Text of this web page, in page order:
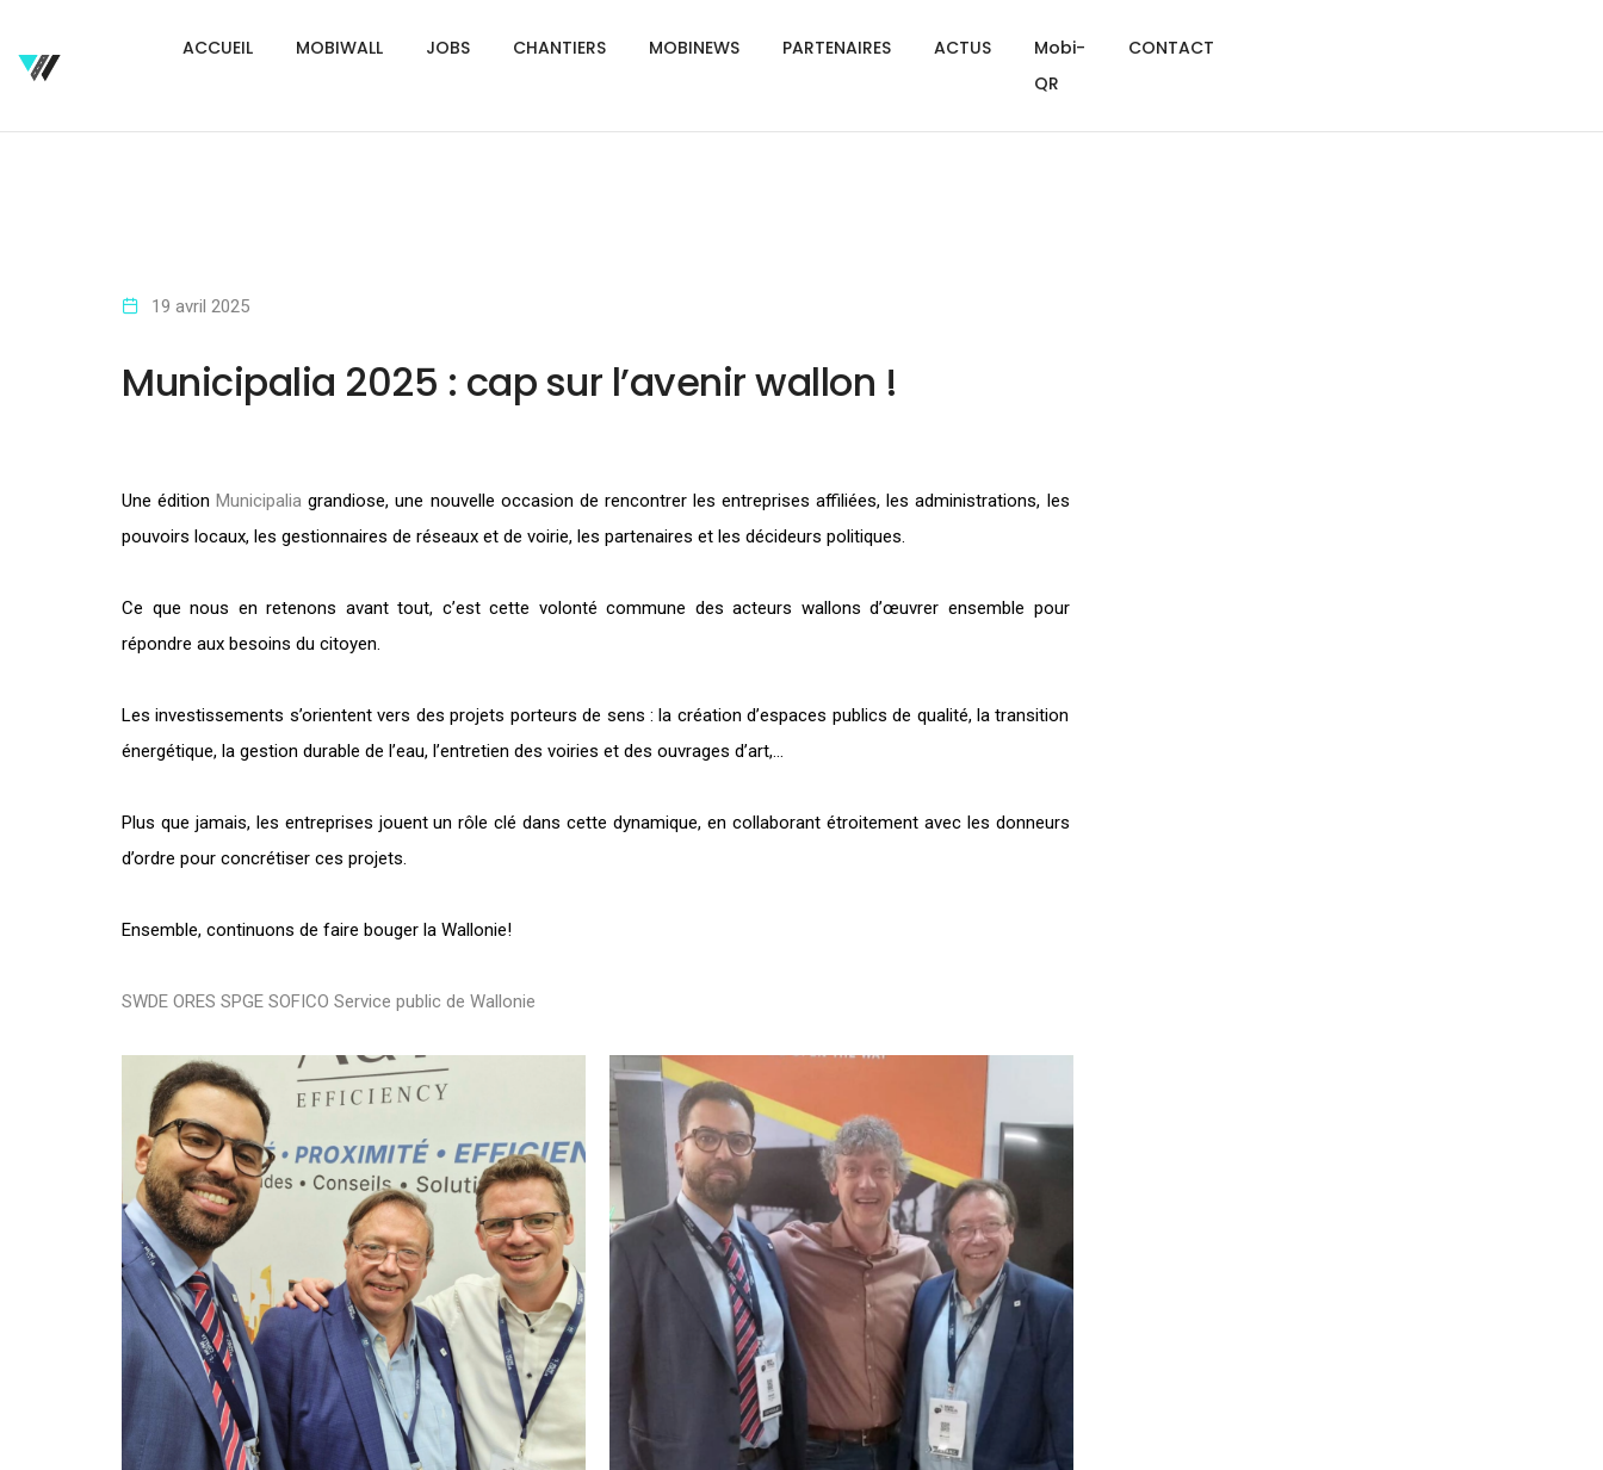
ACCUEIL MOBIWALL JOBS CHANTIERS MOBINEWS PARTENAIRES ACTUS
Mobi-
QR
CONTACT
19 avril 2025
Municipalia 2025 : cap sur l’avenir wallon !
Une éditionMunicipalia grandiose, une nouvelle occasion de rencontrer les entreprises affiliées, les administrations, les
pouvoirs locaux, les gestionnaires de réseaux et de voirie, les partenaires et les décideurs politiques.
Ce que nous en retenons avant tout, c’est cette volonté commune des acteurs wallons d’œuvrer ensemble pour
répondre aux besoins du citoyen.
Les investissements s’orientent vers des projets porteurs de sens : la création d’espaces publics de qualité, la transition
énergétique, la gestion durable de l’eau, l’entretien des voiries et des ouvrages d’art,…
Plus que jamais, les entreprises jouent un rôle clé dans cette dynamique, en collaborant étroitement avec les donneurs
d’ordre pour concrétiser ces projets.
Ensemble, continuons de faire bouger la Wallonie!
SWDE ORES SPGE SOFICO Service public de Wallonie